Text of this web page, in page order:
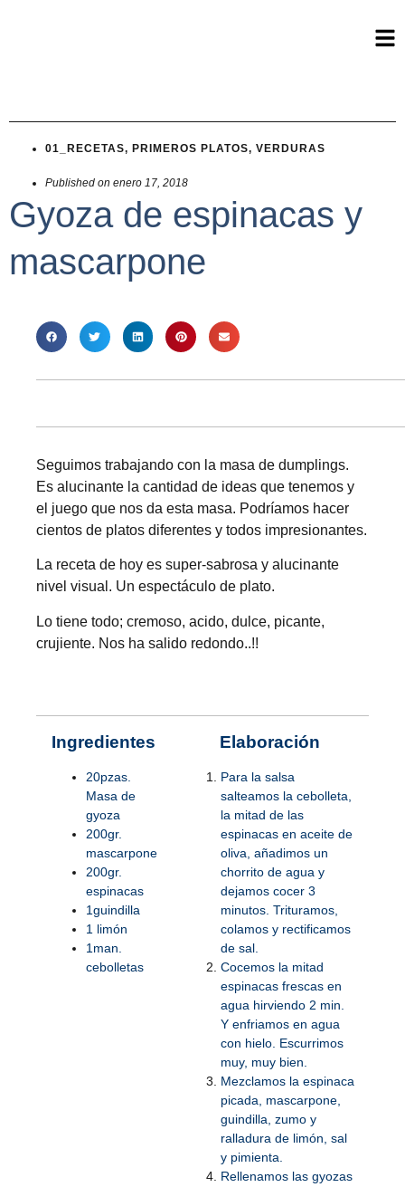
01_RECETAS, PRIMEROS PLATOS, VERDURAS
Published on enero 17, 2018
Gyoza de espinacas y
mascarpone
Seguimos trabajando con la masa de dumplings.
Es alucinante la cantidad de ideas que tenemos y
el juego que nos da esta masa. Podríamos hacer
cientos de platos diferentes y todos impresionantes.
La receta de hoy es super-sabrosa y alucinante
nivel visual. Un espectáculo de plato.
Lo tiene todo; cremoso, acido, dulce, picante,
crujiente. Nos ha salido redondo..!!
Ingredientes
20pzas.
Masa de
gyoza
200gr.
mascarpone
200gr.
espinacas
1guindilla
1 limón
1man.
cebolletas
Elaboración
Para la salsa
salteamos la cebolleta,
la mitad de las
espinacas en aceite de
oliva, añadimos un
chorrito de agua y
dejamos cocer 3
minutos. Trituramos,
colamos y rectificamos
de sal.
Cocemos la mitad
espinacas frescas en
agua hirviendo 2 min.
Y enfriamos en agua
con hielo. Escurrimos
muy, muy bien.
Mezclamos la espinaca
picada, mascarpone,
guindilla, zumo y
ralladura de limón, sal
y pimienta.
Rellenamos las gyozas